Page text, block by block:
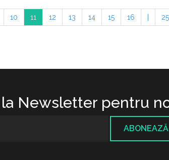
10 11 12 13 14 15 16 25
Newsletter pentru